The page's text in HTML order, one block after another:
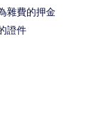
雜費的押金
證件